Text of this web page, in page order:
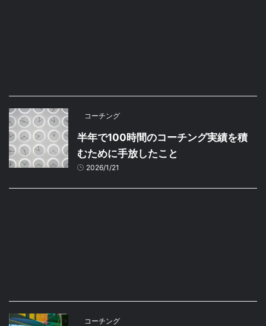
コーチング
半年で100時間のコーチング実績を積
むために手放したこと
2026/1/21
コーチング